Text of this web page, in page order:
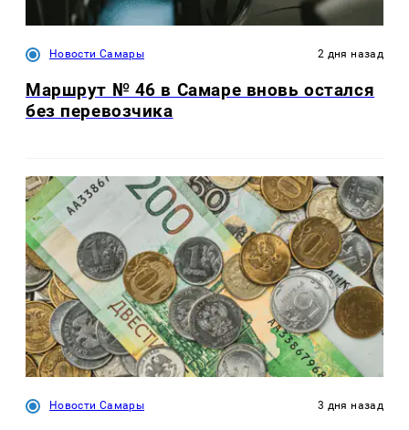
Новости Самары 2 дня назад
Маршрут № 46 в Самаре вновь остался
без перевозчика
Новости Самары 3 дня назад